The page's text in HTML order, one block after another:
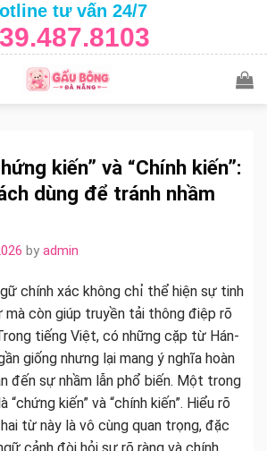
tư vấn 24/7
kiến” và “Chính kiến”:
dùng để tránh nhầm
by admin
chính xác không chỉ thể hiện sự tinh
còn giúp truyền tải thông điệp rõ
tiếng Việt, có những cặp từ Hán-
giống nhưng lại mang ý nghĩa hoàn
đến sự nhầm lẫn phổ biến. Một trong
kiến” và “chính kiến”. Hiểu rõ
từ này là vô cùng quan trọng, đặc